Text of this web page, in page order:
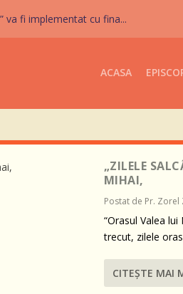
va fi implementat cu fina...
ACASA
„ZILELE
MIHAI,
Postat de Pr. Zorel
“Orasul Valea
trecut, zilele
CITEŞTE MAI